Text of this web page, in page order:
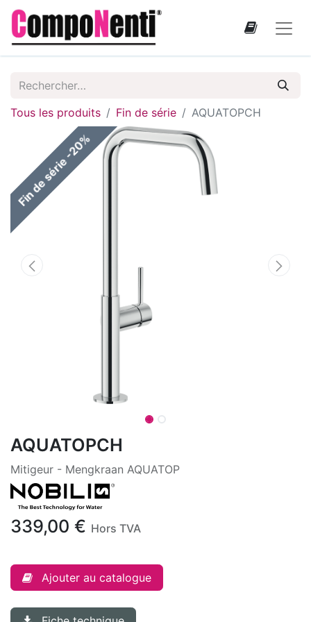
Tous les produits Fin de série AQUATOPCH
Fin de série -20%
AQUATOPCH
Mitigeur - Mengkraan AQUATOP
339,00 € Hors TVA
Ajouter au catalogue